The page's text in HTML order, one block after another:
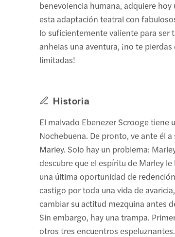
benevolencia humana, adquiere
esta adaptación teatral con
lo suficientemente valiente para ser
anhelas una aventura, ¡no te
limitadas!
Historia
El malvado Ebenezer Scrooge tiene
Nochebuena. De pronto, ve ante él
Marley. Solo hay un problema:
descubre que el espíritu de Marley
una última oportunidad de
castigo por toda una vida de
cambiar su actitud mezquina antes
Sin embargo, hay una trampa.
otros tres encuentros espeluznantes.